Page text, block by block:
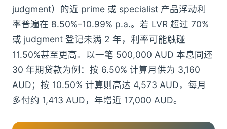
judgment）的近 prime 或 specialist 产品浮动利
率普遍在 8.50%–10.99% p.a.。若 LVR 超过 70%
或 judgment 登记未满 2 年，利率可能触碰
11.50%甚至更高。以一笔 500,000 AUD 本息同还
30 年期贷款为例：按 6.50% 计算月供为 3,160
AUD；按 10.50% 计算则高达 4,573 AUD，每月
多付约 1,413 AUD，年增近 17,000 AUD。